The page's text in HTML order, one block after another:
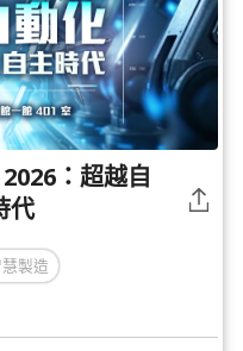
：超越自
代
製造